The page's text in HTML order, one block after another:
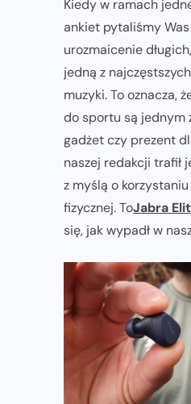
Kiedy w ramach
ankiet pytaliśmy
urozmaicenie
jedną z
muzyki. To oznacza,
do sportu są jednym
gadżet czy prezent
naszej redakcji trafił
z myślą o
fizycznej. ToJabra
się, jak wypadł w